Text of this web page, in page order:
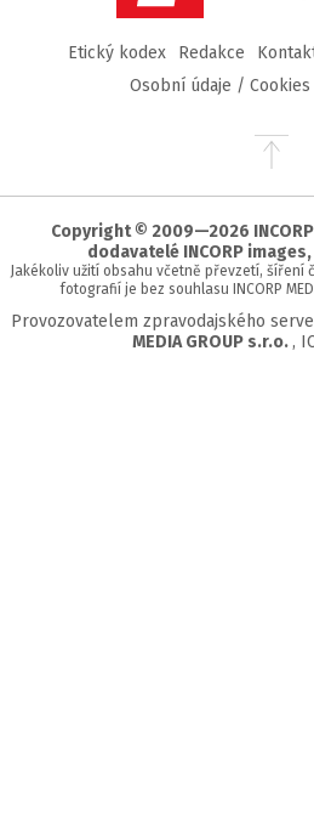
Etický kodex Redakce
Osobní údaje / Cookies
Přejít
stránky
Copyright © 2009—2026 INCORP
dodavatelé INCORP
Jakékoliv užití obsahu včetně převzetí, šíření
fotografií je bez souhlasu INCORP
Provozovatelem zpravodajského
MEDIA GROUP s.r.o. ,